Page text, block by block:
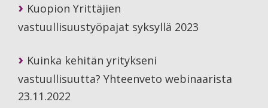
Kuopion Yrittäjien
vastuullisuustyöpajat syksyllä 2023
Kuinka kehitän yritykseni
vastuullisuutta? Yhteenveto webinaarista
23.11.2022